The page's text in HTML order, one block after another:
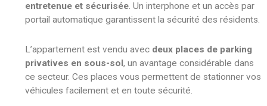
entretenue et sécurisée. Un interphone et un accès par
portail automatique garantissent la sécurité des résidents.
L’appartement est vendu avec deux places de parking
privatives en sous-sol, un avantage considérable dans
ce secteur. Ces places vous permettent de stationner vos
véhicules facilement et en toute sécurité.